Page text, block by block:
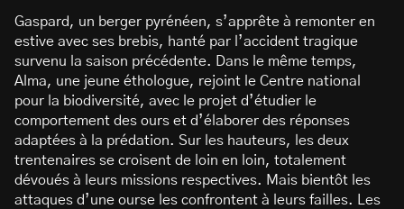
Gaspard, un berger pyrénéen, s’apprête à remonter en
estive avec ses brebis, hanté par l’accident tragique
survenu la saison précédente. Dans le même temps,
Alma, une jeune éthologue, rejoint le Centre national
pour la biodiversité, avec le projet d’étudier le
comportement des ours et d’élaborer des réponses
adaptées à la prédation. Sur les hauteurs, les deux
trentenaires se croisent de loin en loin, totalement
dévoués à leurs missions respectives. Mais bientôt les
attaques d’une ourse les confrontent à leurs failles. Les